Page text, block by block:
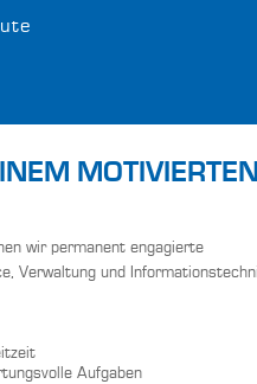
wir permanent engagierte
Verwaltung und
Aufgaben